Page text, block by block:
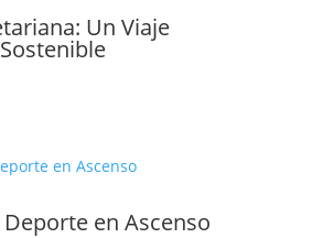
Un Viaje
Deporte en Ascenso